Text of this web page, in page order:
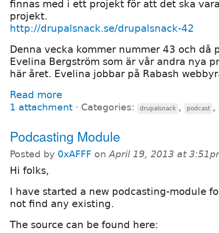
finnas med i ett projekt för att det ska
projekt.
http://drupalsnack.se/drupalsnack-42
Denna vecka kommer nummer 43 och då
Evelina Bergström som är vår andra nya
här året. Evelina jobbar på Rabash
Read more
1 attachment ⋅ Categories: drupalsnack , podcast ,
Podcasting Module
Posted by 0xAFFF onApril 19, 2013 at
Hi folks,
I have started a new podcasting-module
not find any existing.
The source can be found here: